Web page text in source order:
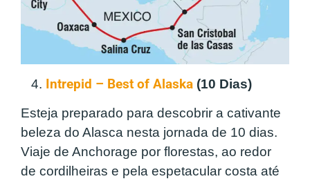
4. Intrepid – Best of Alaska (10 Dias)
Esteja preparado para descobrir a cativante
beleza do Alasca nesta jornada de 10 dias.
Viaje de Anchorage por florestas, ao redor
de cordilheiras e pela espetacular costa até